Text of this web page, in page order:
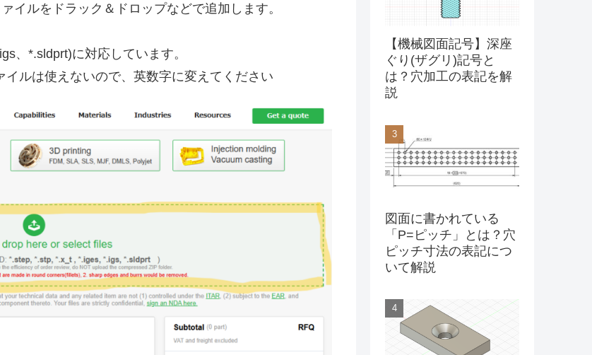
イルをドラック＆ドロップなどで追加します。
、*.sldprt)に対応しています。
ルは使えないので、英数字に変えてください
【機械図面記号】深座
ぐり(ザグリ)記号と
は？穴加工の表記を解
説
図面に書かれている
「P=ピッチ」とは？穴
ピッチ寸法の表記につ
いて解説